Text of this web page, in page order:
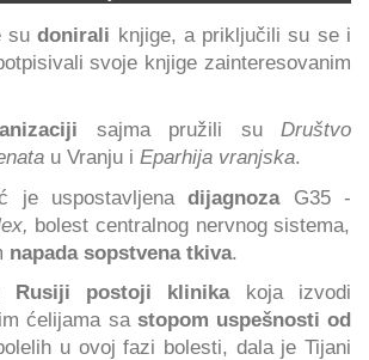
sudonirali knjige, a priključili su se i
svoje knjige zainteresovanim
sajma pružili su Društvo
u Vranju i Eparhija vranjska.
je uspostavljenadijagnozaG35 -
bolest centralnog nervnog sistema,
napada sopstvena tkiva.
Rusiji postoji klinikakoja izvodi
ćelijama sa stopom uspešnosti od
u ovoj fazi bolesti, dala je Tijani